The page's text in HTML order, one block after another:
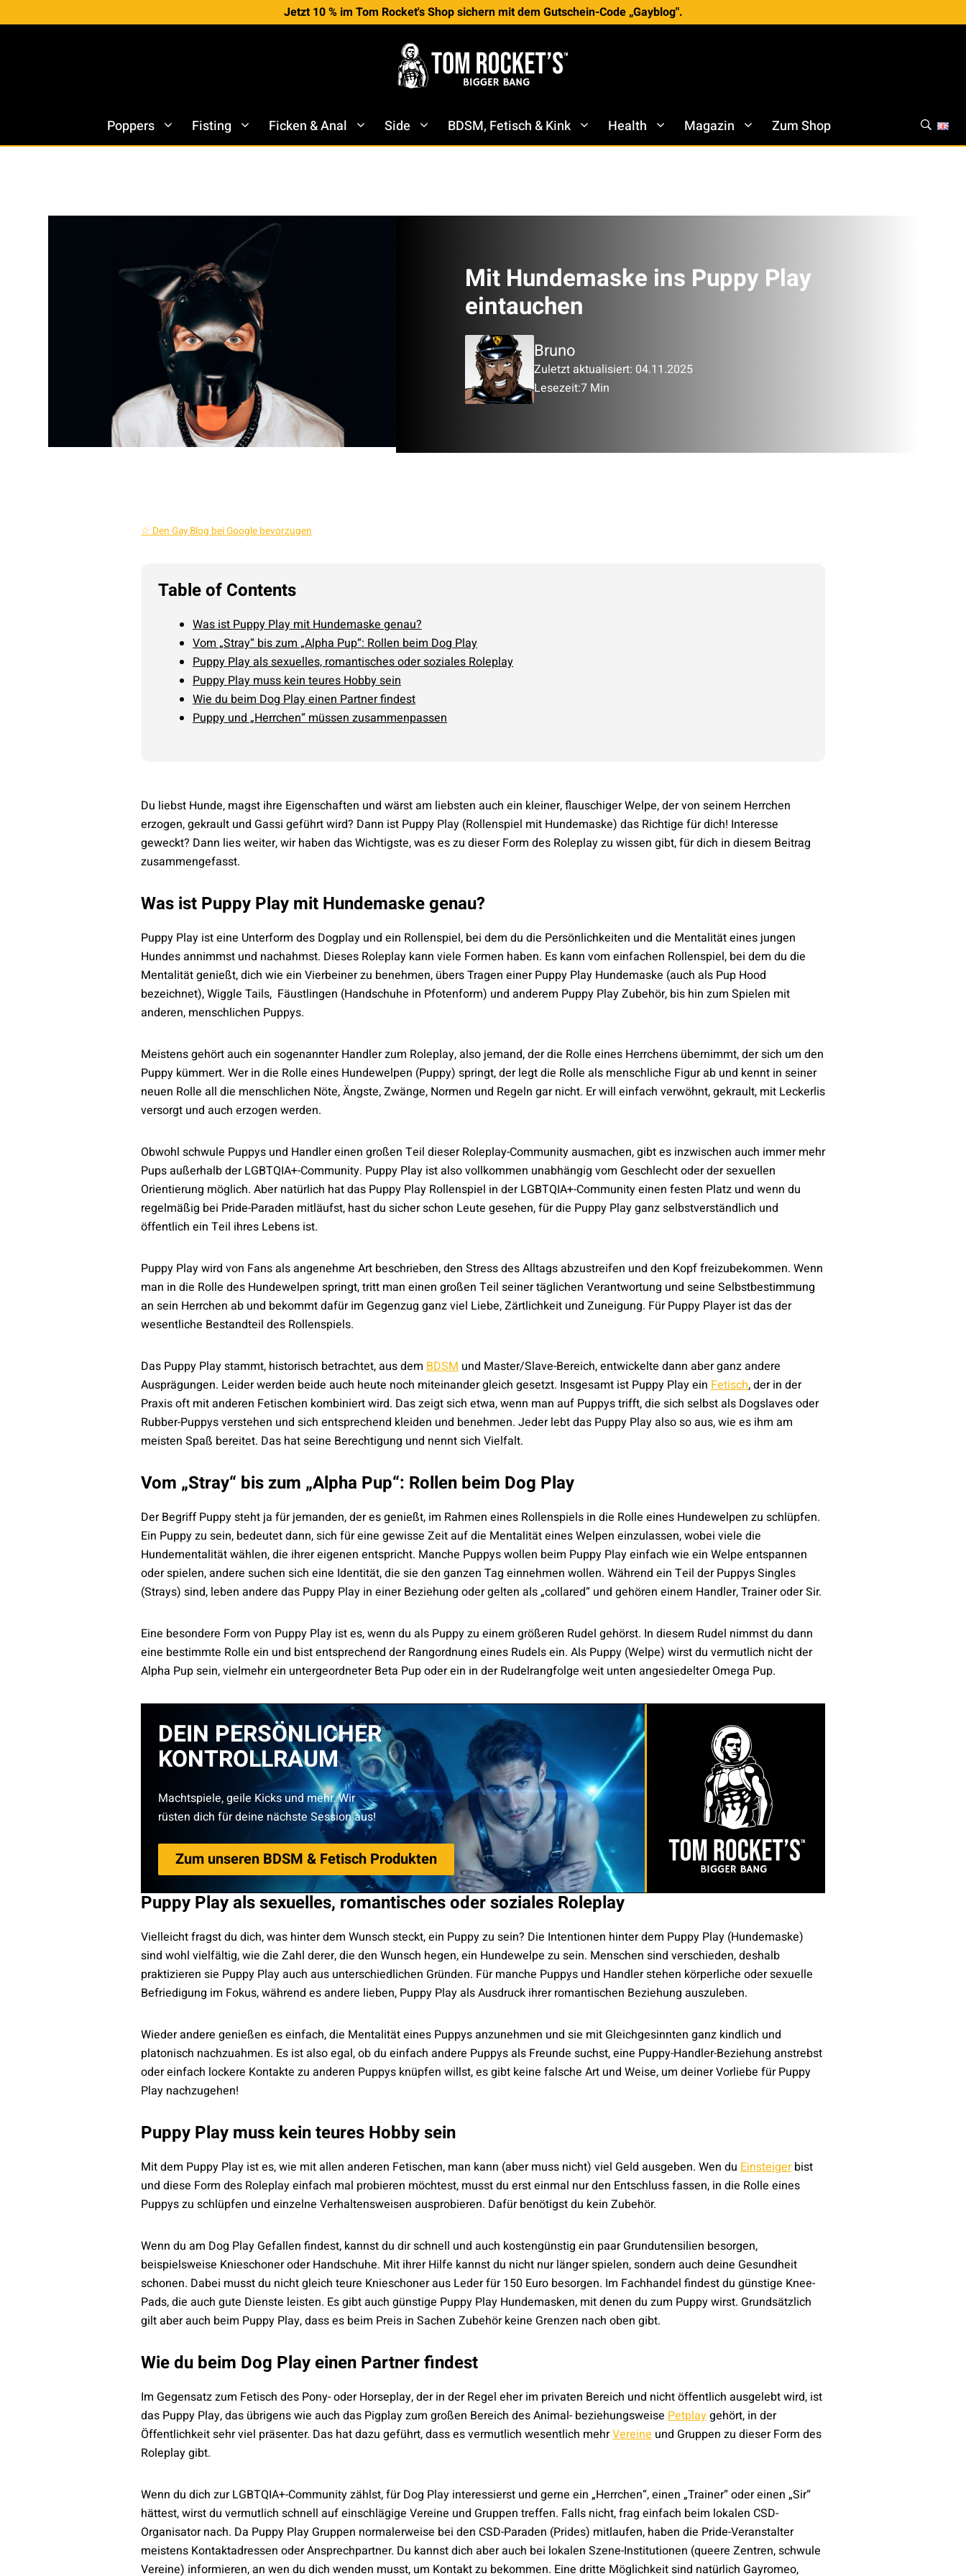
Inhalt
Jetzt 10 % im Tom Rocket's Shop sichern mit dem Gutschein-Code „Gayblog".
Poppers Fisting Ficken & Anal Side BDSM, Fetisch & Kink Health Magazin Zum Shop
Mit Hundemaske ins Puppy Play
eintauchen
Bruno
Zuletzt aktualisiert: 04.11.2025
Lesezeit:7 Min
☆ Den Gay Blog bei Google bevorzugen
Table of Contents
Was ist Puppy Play mit Hundemaske genau?
Vom „Stray“ bis zum „Alpha Pup“: Rollen beim Dog Play
Puppy Play als sexuelles, romantisches oder soziales Roleplay
Puppy Play muss kein teures Hobby sein
Wie du beim Dog Play einen Partner findest
Puppy und „Herrchen“ müssen zusammenpassen
Du liebst Hunde, magst ihre Eigenschaften und wärst am liebsten auch ein kleiner, flauschiger Welpe, der von seinem Herrchen
erzogen, gekrault und Gassi geführt wird? Dann ist Puppy Play (Rollenspiel mit Hundemaske) das Richtige für dich! Interesse
geweckt? Dann lies weiter, wir haben das Wichtigste, was es zu dieser Form des Roleplay zu wissen gibt, für dich in diesem Beitrag
zusammengefasst.
Was ist Puppy Play mit Hundemaske genau?
Puppy Play ist eine Unterform des Dogplay und ein Rollenspiel, bei dem du die Persönlichkeiten und die Mentalität eines jungen
Hundes annimmst und nachahmst. Dieses Roleplay kann viele Formen haben. Es kann vom einfachen Rollenspiel, bei dem du die
Mentalität genießt, dich wie ein Vierbeiner zu benehmen, übers Tragen einer Puppy Play Hundemaske (auch als Pup Hood
bezeichnet), Wiggle Tails, Fäustlingen (Handschuhe in Pfotenform) und anderem Puppy Play Zubehör, bis hin zum Spielen mit
anderen, menschlichen Puppys.
Meistens gehört auch ein sogenannter Handler zum Roleplay, also jemand, der die Rolle eines Herrchens übernimmt, der sich um den
Puppy kümmert. Wer in die Rolle eines Hundewelpen (Puppy) springt, der legt die Rolle als menschliche Figur ab und kennt in seiner
neuen Rolle all die menschlichen Nöte, Ängste, Zwänge, Normen und Regeln gar nicht. Er will einfach verwöhnt, gekrault, mit Leckerlis
versorgt und auch erzogen werden.
Obwohl schwule Puppys und Handler einen großen Teil dieser Roleplay-Community ausmachen, gibt es inzwischen auch immer mehr
Pups außerhalb der LGBTQIA+-Community. Puppy Play ist also vollkommen unabhängig vom Geschlecht oder der sexuellen
Orientierung möglich. Aber natürlich hat das Puppy Play Rollenspiel in der LGBTQIA+-Community einen festen Platz und wenn du
regelmäßig bei Pride-Paraden mitläufst, hast du sicher schon Leute gesehen, für die Puppy Play ganz selbstverständlich und
öffentlich ein Teil ihres Lebens ist.
Puppy Play wird von Fans als angenehme Art beschrieben, den Stress des Alltags abzustreifen und den Kopf freizubekommen. Wenn
man in die Rolle des Hundewelpen springt, tritt man einen großen Teil seiner täglichen Verantwortung und seine Selbstbestimmung
an sein Herrchen ab und bekommt dafür im Gegenzug ganz viel Liebe, Zärtlichkeit und Zuneigung. Für Puppy Player ist das der
wesentliche Bestandteil des Rollenspiels.
Das Puppy Play stammt, historisch betrachtet, aus dem BDSM und Master/Slave-Bereich, entwickelte dann aber ganz andere
Ausprägungen. Leider werden beide auch heute noch miteinander gleich gesetzt. Insgesamt ist Puppy Play ein Fetisch, der in der
Praxis oft mit anderen Fetischen kombiniert wird. Das zeigt sich etwa, wenn man auf Puppys trifft, die sich selbst als Dogslaves oder
Rubber-Puppys verstehen und sich entsprechend kleiden und benehmen. Jeder lebt das Puppy Play also so aus, wie es ihm am
meisten Spaß bereitet. Das hat seine Berechtigung und nennt sich Vielfalt.
Vom „Stray“ bis zum „Alpha Pup“: Rollen beim Dog Play
Der Begriff Puppy steht ja für jemanden, der es genießt, im Rahmen eines Rollenspiels in die Rolle eines Hundewelpen zu schlüpfen.
Ein Puppy zu sein, bedeutet dann, sich für eine gewisse Zeit auf die Mentalität eines Welpen einzulassen, wobei viele die
Hundementalität wählen, die ihrer eigenen entspricht. Manche Puppys wollen beim Puppy Play einfach wie ein Welpe entspannen
oder spielen, andere suchen sich eine Identität, die sie den ganzen Tag einnehmen wollen. Während ein Teil der Puppys Singles
(Strays) sind, leben andere das Puppy Play in einer Beziehung oder gelten als „collared“ und gehören einem Handler, Trainer oder Sir.
Eine besondere Form von Puppy Play ist es, wenn du als Puppy zu einem größeren Rudel gehörst. In diesem Rudel nimmst du dann
eine bestimmte Rolle ein und bist entsprechend der Rangordnung eines Rudels ein. Als Puppy (Welpe) wirst du vermutlich nicht der
Alpha Pup sein, vielmehr ein untergeordneter Beta Pup oder ein in der Rudelrangfolge weit unten angesiedelter Omega Pup.
DEIN PERSÖNLICHER
KONTROLLRAUM
Machtspiele, geile Kicks und mehr. Wir
rüsten dich für deine nächste Session aus!
Zum unseren BDSM & Fetisch Produkten
Puppy Play als sexuelles, romantisches oder soziales Roleplay
Vielleicht fragst du dich, was hinter dem Wunsch steckt, ein Puppy zu sein? Die Intentionen hinter dem Puppy Play (Hundemaske)
sind wohl vielfältig, wie die Zahl derer, die den Wunsch hegen, ein Hundewelpe zu sein. Menschen sind verschieden, deshalb
praktizieren sie Puppy Play auch aus unterschiedlichen Gründen. Für manche Puppys und Handler stehen körperliche oder sexuelle
Befriedigung im Fokus, während es andere lieben, Puppy Play als Ausdruck ihrer romantischen Beziehung auszuleben.
Wieder andere genießen es einfach, die Mentalität eines Puppys anzunehmen und sie mit Gleichgesinnten ganz kindlich und
platonisch nachzuahmen. Es ist also egal, ob du einfach andere Puppys als Freunde suchst, eine Puppy-Handler-Beziehung anstrebst
oder einfach lockere Kontakte zu anderen Puppys knüpfen willst, es gibt keine falsche Art und Weise, um deiner Vorliebe für Puppy
Play nachzugehen!
Puppy Play muss kein teures Hobby sein
Mit dem Puppy Play ist es, wie mit allen anderen Fetischen, man kann (aber muss nicht) viel Geld ausgeben. Wen du Einsteigerbist
und diese Form des Roleplay einfach mal probieren möchtest, musst du erst einmal nur den Entschluss fassen, in die Rolle eines
Puppys zu schlüpfen und einzelne Verhaltensweisen ausprobieren. Dafür benötigst du kein Zubehör.
Wenn du am Dog Play Gefallen findest, kannst du dir schnell und auch kostengünstig ein paar Grundutensilien besorgen,
beispielsweise Knieschoner oder Handschuhe. Mit ihrer Hilfe kannst du nicht nur länger spielen, sondern auch deine Gesundheit
schonen. Dabei musst du nicht gleich teure Knieschoner aus Leder für 150 Euro besorgen. Im Fachhandel findest du günstige Knee-
Pads, die auch gute Dienste leisten. Es gibt auch günstige Puppy Play Hundemasken, mit denen du zum Puppy wirst. Grundsätzlich
gilt aber auch beim Puppy Play, dass es beim Preis in Sachen Zubehör keine Grenzen nach oben gibt.
Wie du beim Dog Play einen Partner findest
Im Gegensatz zum Fetisch des Pony- oder Horseplay, der in der Regel eher im privaten Bereich und nicht öffentlich ausgelebt wird, ist
das Puppy Play, das übrigens wie auch das Pigplay zum großen Bereich des Animal- beziehungsweise Petplaygehört, in der
Öffentlichkeit sehr viel präsenter. Das hat dazu geführt, dass es vermutlich wesentlich mehrVereine und Gruppen zu dieser Form des
Roleplay gibt.
Wenn du dich zur LGBTQIA+-Community zählst, für Dog Play interessierst und gerne ein „Herrchen“, einen „Trainer“ oder einen „Sir“
hättest, wirst du vermutlich schnell auf einschlägige Vereine und Gruppen treffen. Falls nicht, frag einfach beim lokalen CSD-
Organisator nach. Da Puppy Play Gruppen normalerweise bei den CSD-Paraden (Prides) mitlaufen, haben die Pride-Veranstalter
meistens Kontaktadressen oder Ansprechpartner. Du kannst dich aber auch bei lokalen Szene-Institutionen (queere Zentren, schwule
Vereine) informieren, an wen du dich wenden musst, um Kontakt zu bekommen. Eine dritte Möglichkeit sind natürlich Gayromeo,